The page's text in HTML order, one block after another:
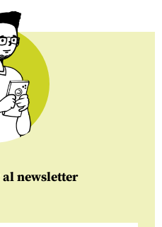
al newsletter